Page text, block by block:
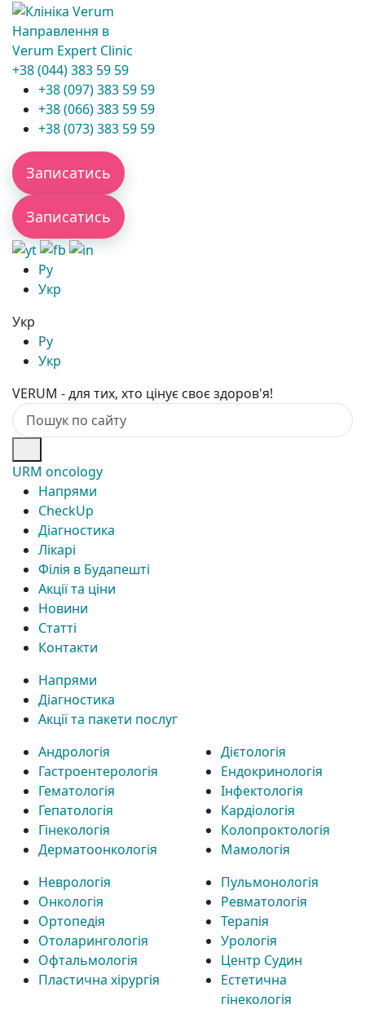
Направлення в
Verum Expert Clinic
+38 (044) 383 59 59
+38 (097) 383 59 59
+38 (066) 383 59 59
+38 (073) 383 59 59
Записатись
Записатись
Ру
Укр
Укр
Ру
Укр
VERUM - для тих, хто цінує своє здоров'я!
URM oncology
Напрями
CheckUp
Діагностика
Лікарі
Філія в Будапешті
Акції та ціни
Новини
Статті
Контакти
Напрями
Діагностика
Акції та пакети послуг
Андрологія
Гастроентерологія
Гематологія
Гепатологія
Гінекологія
Дерматоонкологія
Дієтологія
Ендокринологія
Інфектологія
Кардіологія
Колопроктологія
Мамологія
Неврологія
Онкологія
Ортопедія
Отоларингологія
Офтальмологія
Пластична хірургія
Пульмонологія
Ревматологія
Терапія
Урологія
Центр Судин
Естетична
гінекологія